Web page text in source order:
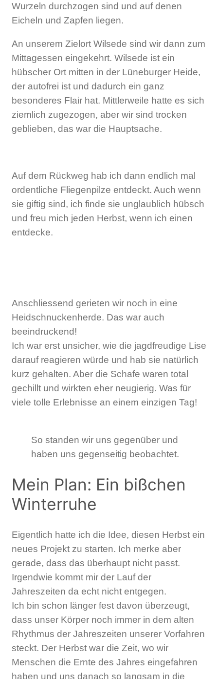
Wurzeln durchzogen sind und auf denen
Eicheln und Zapfen liegen.
An unserem Zielort Wilsede sind wir dann zum
Mittagessen eingekehrt. Wilsede ist ein
hübscher Ort mitten in der Lüneburger Heide,
der autofrei ist und dadurch ein ganz
besonderes Flair hat. Mittlerweile hatte es sich
ziemlich zugezogen, aber wir sind trocken
geblieben, das war die Hauptsache.
Auf dem Rückweg hab ich dann endlich mal
ordentliche Fliegenpilze entdeckt. Auch wenn
sie giftig sind, ich finde sie unglaublich hübsch
und freu mich jeden Herbst, wenn ich einen
entdecke.
Anschliessend gerieten wir noch in eine
Heidschnuckenherde. Das war auch
beeindruckend!
Ich war erst unsicher, wie die jagdfreudige Lise
darauf reagieren würde und hab sie natürlich
kurz gehalten. Aber die Schafe waren total
gechillt und wirkten eher neugierig. Was für
viele tolle Erlebnisse an einem einzigen Tag!
So standen wir uns gegenüber und
haben uns gegenseitig beobachtet.
Mein Plan: Ein bißchen
Winterruhe
Eigentlich hatte ich die Idee, diesen Herbst ein
neues Projekt zu starten. Ich merke aber
gerade, dass das überhaupt nicht passt.
Irgendwie kommt mir der Lauf der
Jahreszeiten da echt nicht entgegen.
Ich bin schon länger fest davon überzeugt,
dass unser Körper noch immer in dem alten
Rhythmus der Jahreszeiten unserer Vorfahren
steckt. Der Herbst war die Zeit, wo wir
Menschen die Ernte des Jahres eingefahren
haben und uns danach so langsam in die